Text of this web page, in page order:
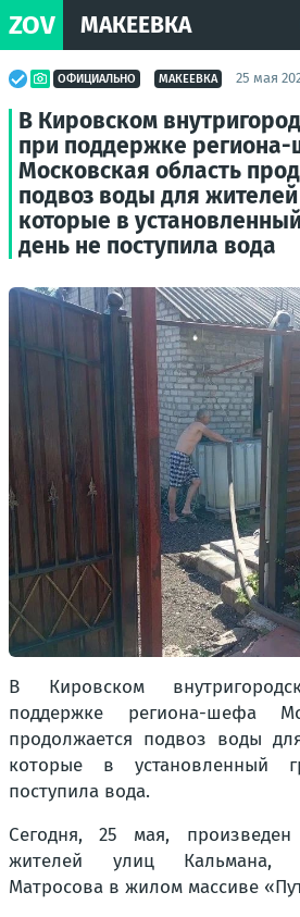
ZOV МАКЕЕВКА
ОФИЦИАЛЬНО МАКЕЕВКА 25 мая
В Кировском
при поддержке
Московская область
подвоз воды для
которые в
день не поступила вода
В Кировском
поддержке региона-шефа
продолжается подвоз воды
которые в установленный
поступила вода.
Сегодня, 25 мая,
жителей улиц Кальмана,
Матросова в жилом массиве